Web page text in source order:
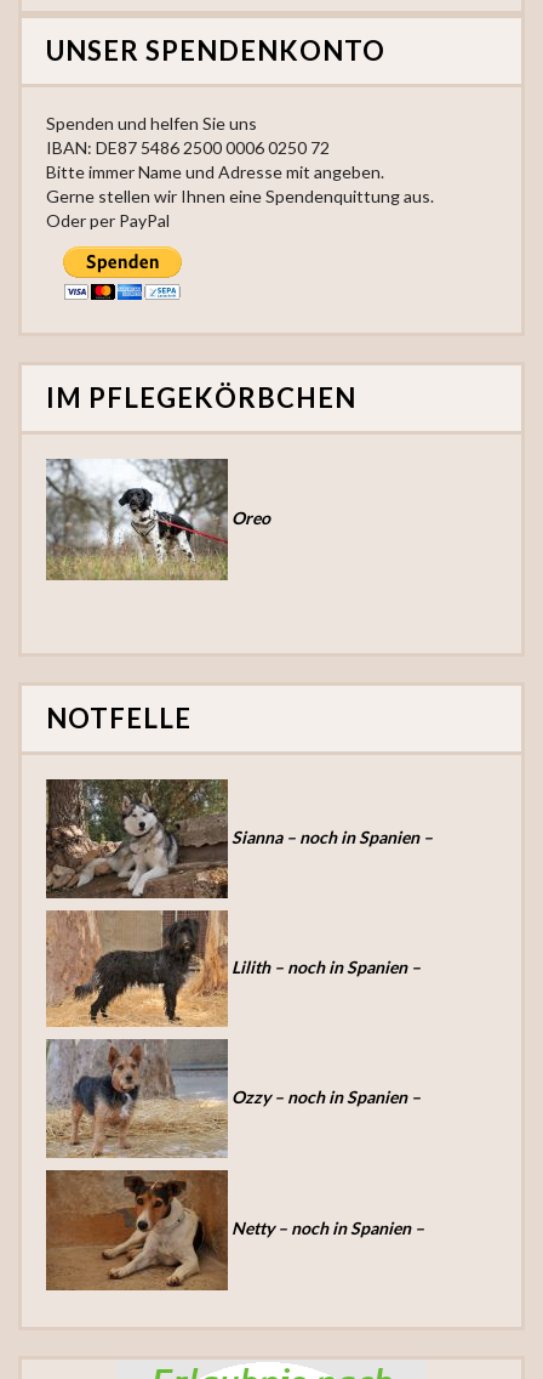
UNSER SPENDENKONTO
Spenden und helfen Sie uns
IBAN: DE87 5486 2500 0006 0250 72
Bitte immer Name und Adresse mit angeben.
Gerne stellen wir Ihnen eine Spendenquittung aus.
Oder per PayPal
IM PFLEGEKÖRBCHEN
Oreo
NOTFELLE
Sianna – noch in Spanien –
Lilith – noch in Spanien –
Ozzy – noch in Spanien –
Netty – noch in Spanien –